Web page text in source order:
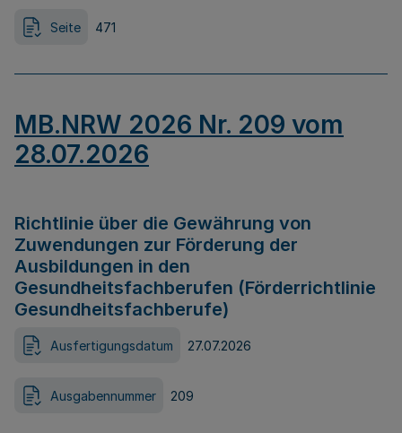
Seite 471
MB.NRW 2026 Nr. 209 vom
28.07.2026
Richtlinie über die Gewährung von
Zuwendungen zur Förderung der
Ausbildungen in den
Gesundheitsfachberufen (Förderrichtlinie
Gesundheitsfachberufe)
Ausfertigungsdatum 27.07.2026
Ausgabennummer 209